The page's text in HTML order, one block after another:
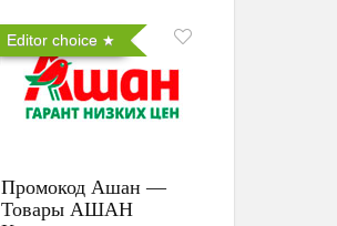
Editor choice
Промокод Ашан —
Товары АШАН